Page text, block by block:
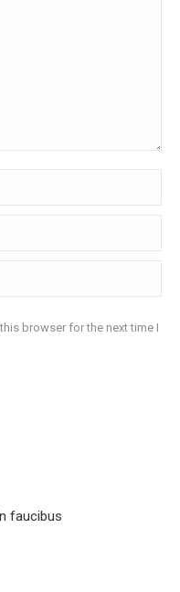
browser for the next time I
faucibus